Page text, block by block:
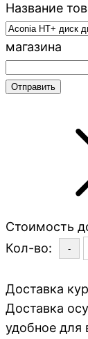
Название
магазина
Стоимость
Кол-во:
-
Доставка
Доставка
удобное для